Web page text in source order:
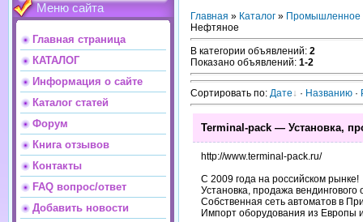
Меню сайта
Главная страница
КАТАЛОГ
Информация о сайте
Каталог статей
Форум
Книга отзывов
Контакты
FAQ вопрос/ответ
Добавить новости
Главная » Каталог » Промышленное
Нефтяное
В категории объявлений: 2
Показано объявлений: 1-2
Сортировать по: Дате · Названию ·
Terminal-pack — Установка,
http://www.terminal-pack.ru/
С 2009 года на российском рынке!
Установка, продажа вендингового
Собственная сеть автоматов в
Импорт оборудования из Европы